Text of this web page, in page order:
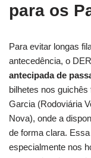
para os
Para evitar longas
antecedência, o
antecipada de
bilhetes nos
Garcia (Rodoviária
Nova), onde a
de forma clara.
especialmente nos